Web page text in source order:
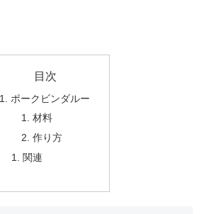
目次
ポークビンダルー
材料
作り方
関連